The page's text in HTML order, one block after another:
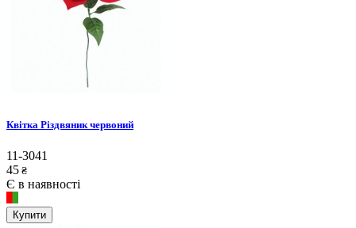
Квітка Різдвяник червоний
11-3041
45 ₴
Є в наявності
Купити